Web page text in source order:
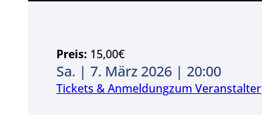
Preis: 15,00€
Sa. | 7. März 2026 | 20:00
Tickets & Anmeldungzum Veranstalter